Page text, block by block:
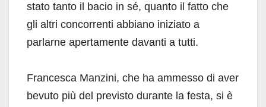
stato tanto il bacio in sé, quanto il fatto che
gli altri concorrenti abbiano iniziato a
parlarne apertamente davanti a tutti.
Francesca Manzini, che ha ammesso di aver
bevuto più del previsto durante la festa, si è